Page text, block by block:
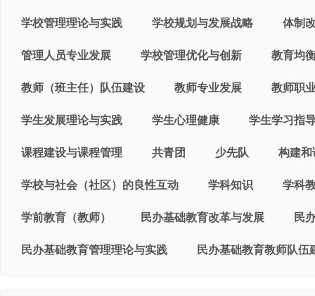
学校管理理论与实践 学校规划与发展战略 体制
管理人员专业发展 学校管理优化与创新 教育均
教师（班主任）队伍建设 教师专业发展 教师职
学生发展理论与实践 学生心理健康 学生学习指
课程建设与课程管理 共青团 少先队 构建
学校与社会（社区）的良性互动 学科知识 学科
学前教育（教师） 民办基础教育改革与发展 民
民办基础教育管理理论与实践 民办基础教育教师队伍